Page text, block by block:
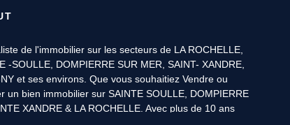
de l'immobilier sur les secteurs de LA ROCHELLE,
-SOULLE, DOMPIERRE SUR MER, SAINT- XANDRE,
et ses environs. Que vous souhaitiez Vendre ou
un bien immobilier sur SAINTE SOULLE, DOMPIERRE
XANDRE & LA ROCHELLE. Avec plus de 10 ans